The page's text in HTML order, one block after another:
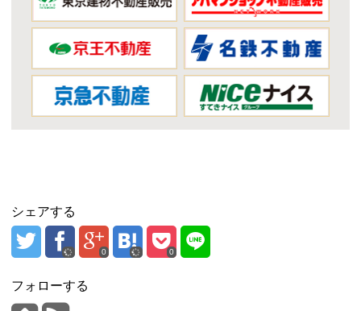
シェアする
0 0
フォローする